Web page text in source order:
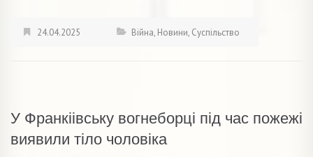
24.04.2025 Війна, Новини, Суспільство
У Франкіівську вогнеборці під час пожежі
виявили тіло чоловіка